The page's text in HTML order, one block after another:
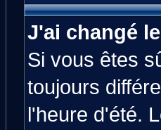
J'ai changé
Si vous êtes
toujours
l'heure d'été.